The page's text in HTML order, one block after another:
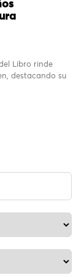
Libro rinde
destacando su